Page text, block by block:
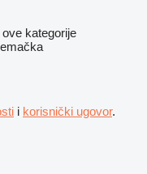
kategorije
i korisnički ugovor.